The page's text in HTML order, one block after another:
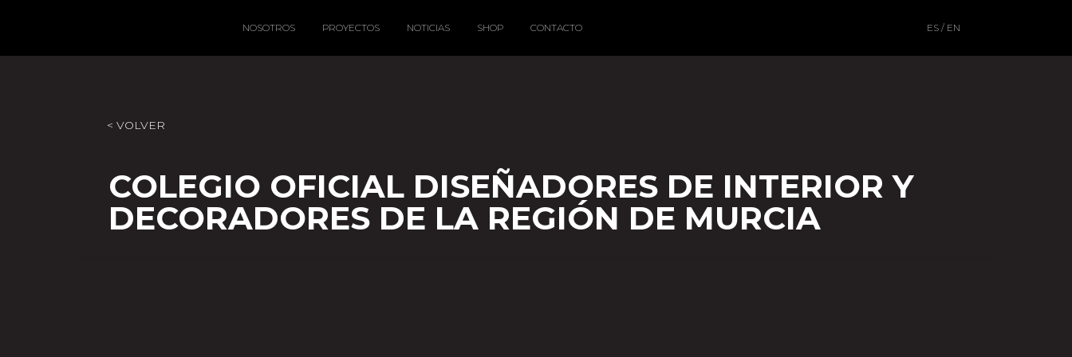
NOSOTROS PROYECTOS NOTICIAS SHOP CONTACTO EN
< VOLVER
COLEGIO OFICIAL DISEÑADORES DE INTERIOR Y
DECORADORES DE LA REGIÓN DE MURCIA